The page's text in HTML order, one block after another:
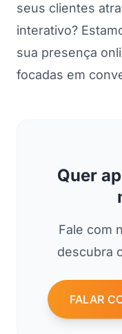
seus clientes
interativo?
sua presença
focadas em
Quer
Fale com
descubra
FALAR